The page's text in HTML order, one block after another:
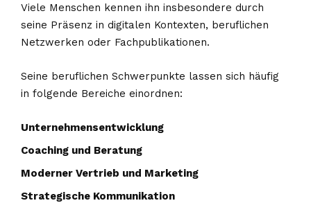
Viele Menschen kennen ihn insbesondere durch
seine Präsenz in digitalen Kontexten, beruflichen
Netzwerken oder Fachpublikationen.
Seine beruflichen Schwerpunkte lassen sich häufig
in folgende Bereiche einordnen:
Unternehmensentwicklung
Coaching und Beratung
Moderner Vertrieb und Marketing
Strategische Kommunikation